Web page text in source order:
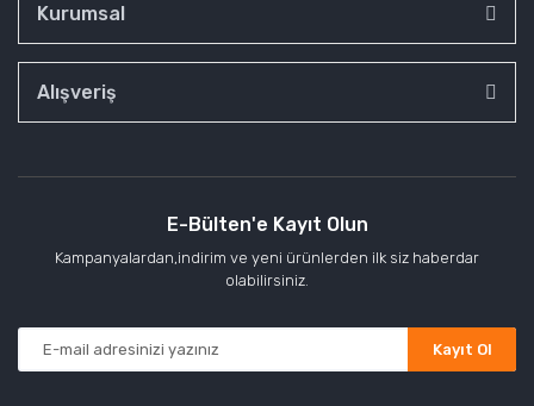
Kurumsal
Alışveriş
E-Bülten'e Kayıt Olun
Kampanyalardan,indirim ve yeni ürünlerden ilk siz haberdar
olabilirsiniz.
Kayıt Ol